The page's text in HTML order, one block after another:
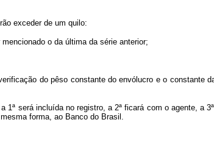
exceder de um quilo:
o da última da série anterior;
do pêso constante do envólucro e o
será incluída no registro, a 2ª ficará com o agente, a
forma, ao Banco do Brasil.